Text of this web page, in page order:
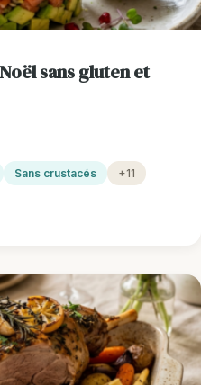
sans gluten et
Sans crustacés +11